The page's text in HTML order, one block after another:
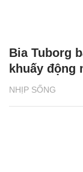
NHỊP SỐNG
Bia Tuborg
khuấy động